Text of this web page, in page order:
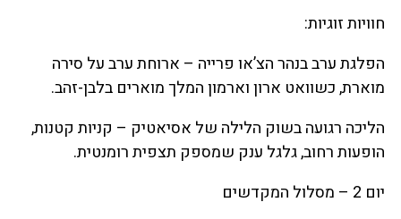
חוויות זוגיות:
הפלגת ערב בנהר הצ’או פרייה – ארוחת ערב על סירה
מוארת, כשוואט ארון וארמון המלך מוארים בלבן-זהב.
הליכה רגועה בשוק הלילה של אסיאטיק – קניות קטנות,
הופעות רחוב, גלגל ענק שמספק תצפית רומנטית.
יום 2 – מסלול המקדשים